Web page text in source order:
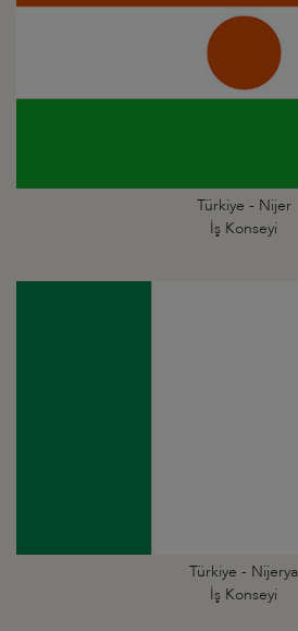
Türkiye - Nijer
İş Konseyi
Türkiye - Nijerya
İş Konseyi